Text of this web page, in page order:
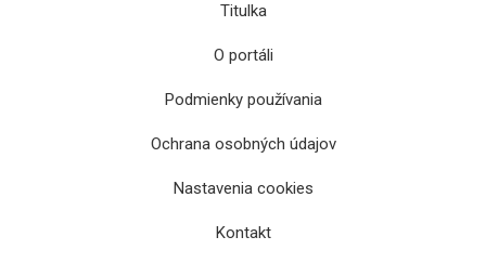
Demek podpísal novú ročnú zmluvu s Vegas
Titulka
O portáli
Podmienky používania
Ochrana osobných údajov
Nastavenia cookies
Kontakt